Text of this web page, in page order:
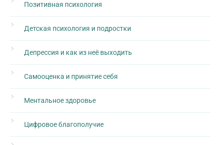
Позитивная психология
Детская психология и подростки
Депрессия и как из неё выходить
Самооценка и принятие себя
Ментальное здоровье
Цифровое благополучие